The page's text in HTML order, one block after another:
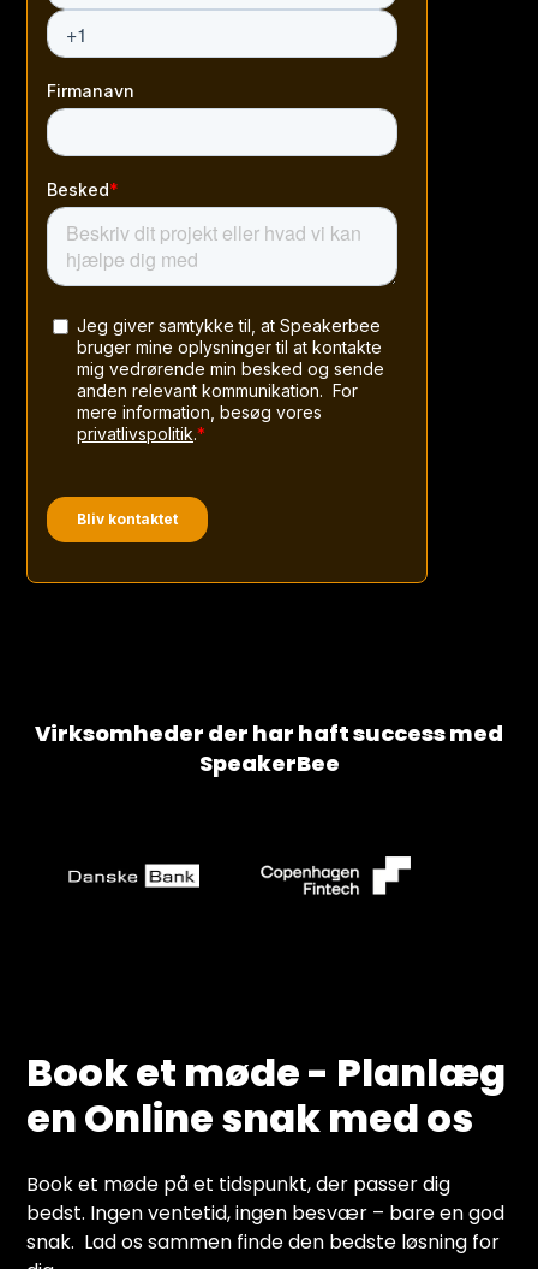
Virksomheder der har haft success med
SpeakerBee
Book et møde - Planlæg
en Online snak med os
Book et møde på et tidspunkt, der passer dig
bedst. Ingen ventetid, ingen besvær – bare en god
snak. Lad os sammen finde den bedste løsning for